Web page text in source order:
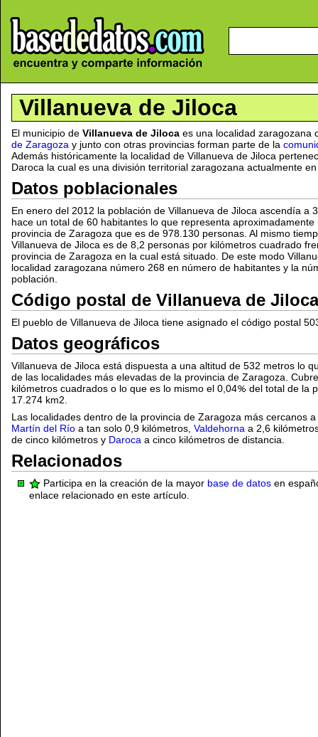
Villanueva de Jiloca
El municipio de Villanueva de Jiloca es una localidad zaragozana
de Zaragoza y junto con otras provincias forman parte de la
Además históricamente la localidad de Villanueva de Jiloca
Daroca la cual es una división territorial zaragozana actualmente
Datos poblacionales
En enero del 2012 la población de Villanueva de Jiloca ascendía a
hace un total de 60 habitantes lo que representa aproximadamente
provincia de Zaragoza que es de 978.130 personas. Al mismo
Villanueva de Jiloca es de 8,2 personas por kilómetros cuadrado
provincia de Zaragoza en la cual está situado. De este modo
localidad zaragozana número 268 en número de habitantes y la
población.
Código postal de Villanueva de Jiloca
El pueblo de Villanueva de Jiloca tiene asignado el código postal
Datos geográficos
Villanueva de Jiloca está dispuesta a una altitud de 532 metros lo
de las localidades más elevadas de la provincia de Zaragoza.
kilómetros cuadrados o lo que es lo mismo el 0,04
del total de la
17.274 km2.
Las localidades dentro de la provincia de Zaragoza más cercanos
Martín del Río a tan solo 0,9 kilómetros, Valdehorna a 2,6
de cinco kilómetros y Daroca a cinco kilómetros de distancia.
Relacionados
Participa en la creación de la mayor base de datos en
enlace relacionado en este artículo.